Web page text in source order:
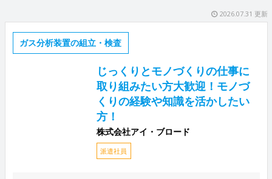
2026.07.31 更新
ガス分析装置の組立・検査
じっくりとモノづくりの仕事に
取り組みたい方大歓迎！モノづ
くりの経験や知識を活かしたい
方！
株式会社アイ・ブロード
派遣社員